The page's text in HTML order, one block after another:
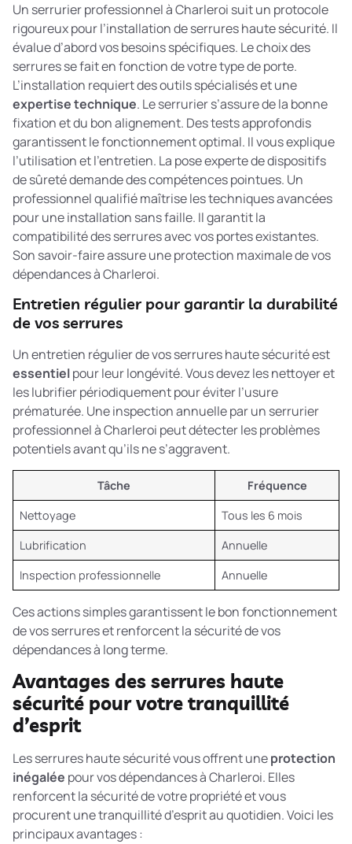
Un serrurier professionnel à Charleroi suit un protocole
rigoureux pour l’installation de serrures haute sécurité. Il
évalue d’abord vos besoins spécifiques. Le choix des
serrures se fait en fonction de votre type de porte.
L’installation requiert des outils spécialisés et une
expertise technique. Le serrurier s’assure de la bonne
fixation et du bon alignement. Des tests approfondis
garantissent le fonctionnement optimal. Il vous explique
l’utilisation et l’entretien. La pose experte de dispositifs
de sûretédemande des compétences pointues. Un
professionnel qualifié maîtrise les techniques avancées
pour une installation sans faille. Il garantit la
compatibilité des serrures avec vos portes existantes.
Son savoir-faire assure une protection maximale de vos
dépendances à Charleroi.
Entretien régulier pour garantir la durabilité
de vos serrures
Un entretien régulier de vos serrures haute sécurité est
essentielpour leur longévité. Vous devez les nettoyer et
les lubrifier périodiquement pour éviter l’usure
prématurée. Une inspection annuelle par un serrurier
professionnel à Charleroi peut détecter les problèmes
potentiels avant qu’ils ne s’aggravent.
Tâche
Fréquence
Nettoyage
Tous les 6 mois
Lubrification
Annuelle
Inspection professionnelle
Annuelle
Ces actions simples garantissent le bon fonctionnement
de vos serrures et renforcent la sécurité de vos
dépendances à long terme.
Avantages des serrures haute
sécurité pour votre tranquillité
d’esprit
Les serrures haute sécurité vous offrent uneprotection
inégalée pour vos dépendances à Charleroi. Elles
renforcent la sécurité de votre propriété et vous
procurent une tranquillité d’esprit au quotidien. Voici les
principaux avantages :